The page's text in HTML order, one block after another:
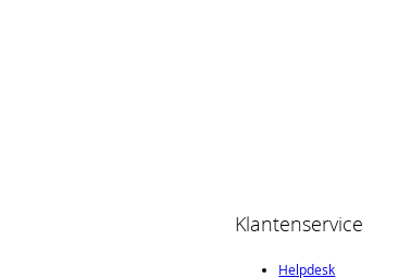
Klantenservice
Helpdesk